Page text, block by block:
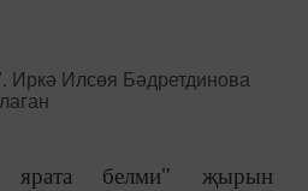
ярата белми" җырын